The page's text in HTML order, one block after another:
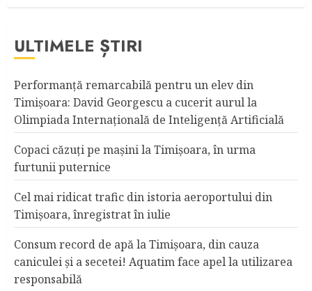
ULTIMELE ȘTIRI
Performanță remarcabilă pentru un elev din
Timișoara: David Georgescu a cucerit aurul la
Olimpiada Internațională de Inteligență Artificială
Copaci căzuţi pe maşini la Timişoara, în urma
furtunii puternice
Cel mai ridicat trafic din istoria aeroportului din
Timişoara, înregistrat în iulie
Consum record de apă la Timişoara, din cauza
caniculei şi a secetei! Aquatim face apel la utilizarea
responsabilă